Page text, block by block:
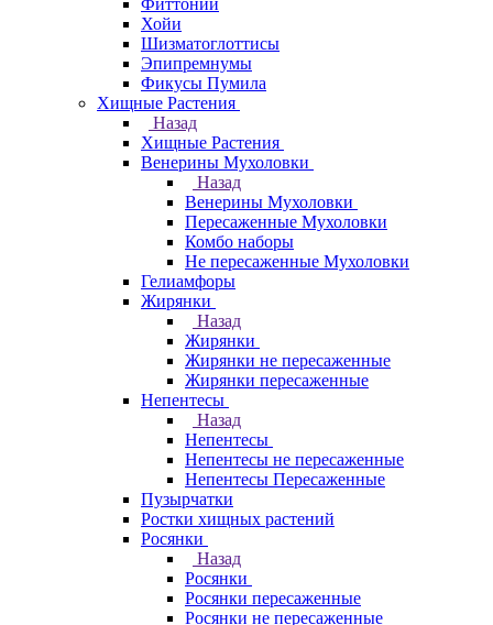
Фиттонии
Хойи
Шизматоглоттисы
Эпипремнумы
Фикусы Пумила
Хищные Растения
Назад
Хищные Растения
Венерины Мухоловки
Назад
Венерины Мухоловки
Пересаженные Мухоловки
Комбо наборы
Не пересаженные Мухоловки
Гелиамфоры
Жирянки
Назад
Жирянки
Жирянки не пересаженные
Жирянки пересаженные
Непентесы
Назад
Непентесы
Непентесы не пересаженные
Непентесы Пересаженные
Пузырчатки
Ростки хищных растений
Росянки
Назад
Росянки
Росянки пересаженные
Росянки не пересаженные